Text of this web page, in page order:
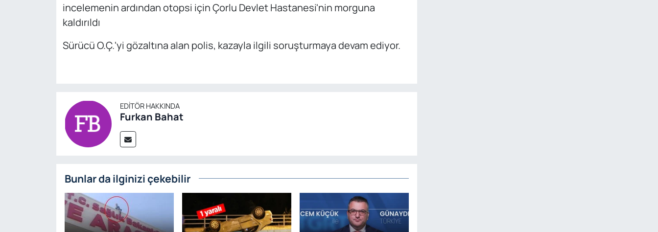
incelemenin ardından otopsi için Çorlu Devlet Hastanesi'nin morguna
kaldırıldı
Sürücü O.Ç.'yi gözaltına alan polis, kazayla ilgili soruşturmaya devam ediyor.
EDITÖR HAKKINDA
Furkan Bahat
Bunlar da ilginizi çekebilir